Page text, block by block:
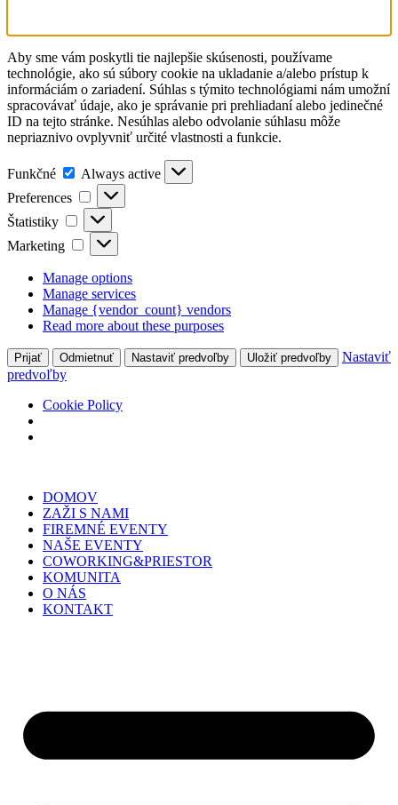
Aby sme vám poskytli tie najlepšie skúsenosti, používame
technológie, ako sú súbory cookie na ukladanie a/alebo prístup k
informáciám o zariadení. Súhlas s týmito technológiami nám umožní
spracovávať údaje, ako je správanie pri prehliadaní alebo jedinečné
ID na tejto stránke. Nesúhlas alebo odvolanie súhlasu môže
nepriaznivo ovplyvniť určité vlastnosti a funkcie.
Funkčné Funkčné
Always active
Preferences
Preferences
Štatistiky Štatistiky
Marketing Marketing
Manage options
Manage services
Manage {vendor_count} vendors
Read more about these purposes
Prijať Odmietnuť Nastaviť predvoľby Uložiť predvoľby
Nastaviť
predvoľby
Cookie Policy
contentDOMOV
ZAŽI S NAMI
FIREMNÉ EVENTY
NAŠE EVENTY
COWORKING&PRIESTOR
KOMUNITA
O NÁS
KONTAKT